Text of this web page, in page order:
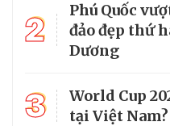
2
Phú Quốc
đảo đẹp thứ
Dương
3
World Cup
tại Việt Nam?